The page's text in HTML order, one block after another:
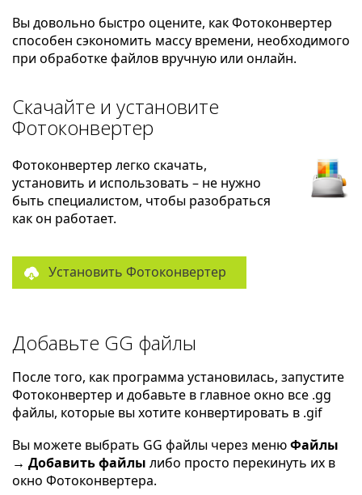
Вы довольно быстро оцените, как Фотоконвертер
способен сэкономить массу времени, необходимого
при обработке файлов вручную или онлайн.
Скачайте и установите
Фотоконвертер
Фотоконвертер легко скачать,
установить и использовать – не нужно
быть специалистом, чтобы разобраться
как он работает.
Установить Фотоконвертер
Добавьте GG файлы
После того, как программа установилась, запустите
Фотоконвертер и добавьте в главное окно все .gg
файлы, которые вы хотите конвертировать в .gif
Вы можете выбрать GG файлы через менюФайлы
→ Добавить файлы либо просто перекинуть их в
окно Фотоконвертера.